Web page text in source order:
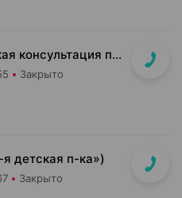
ул. Карбышева, д. 1 (Женская консультация п-ки №27)
Закрыто
детская п-ка»)
Закрыто